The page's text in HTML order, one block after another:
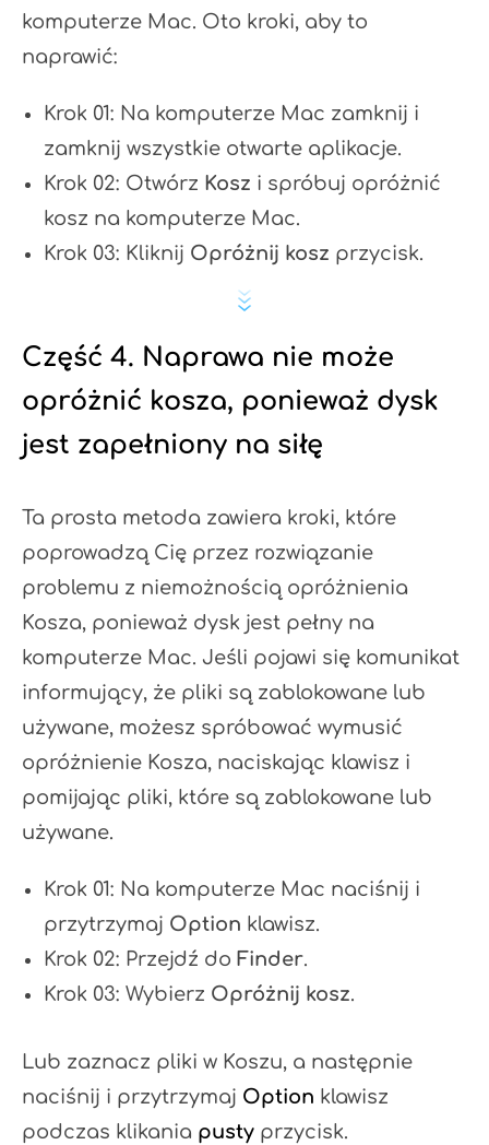
komputerze Mac. Oto kroki, aby to
naprawić:
Krok 01: Na komputerze Mac zamknij i
zamknij wszystkie otwarte aplikacje.
Krok 02: Otwórz Kosz i spróbuj opróżnić
kosz na komputerze Mac.
Krok 03: Kliknij Opróżnij kosz przycisk.
Część 4. Naprawa nie może
opróżnić kosza, ponieważ dysk
jest zapełniony na siłę
Ta prosta metoda zawiera kroki, które
poprowadzą Cię przez rozwiązanie
problemu z niemożnością opróżnienia
Kosza, ponieważ dysk jest pełny na
komputerze Mac. Jeśli pojawi się komunikat
informujący, że pliki są zablokowane lub
używane, możesz spróbować wymusić
opróżnienie Kosza, naciskając klawisz i
pomijając pliki, które są zablokowane lub
używane.
Krok 01: Na komputerze Mac naciśnij i
przytrzymaj Option klawisz.
Krok 02: Przejdź do Finder.
Krok 03: Wybierz Opróżnij kosz.
Lub zaznacz pliki w Koszu, a następnie
naciśnij i przytrzymaj Option klawisz
podczas klikania pusty przycisk.